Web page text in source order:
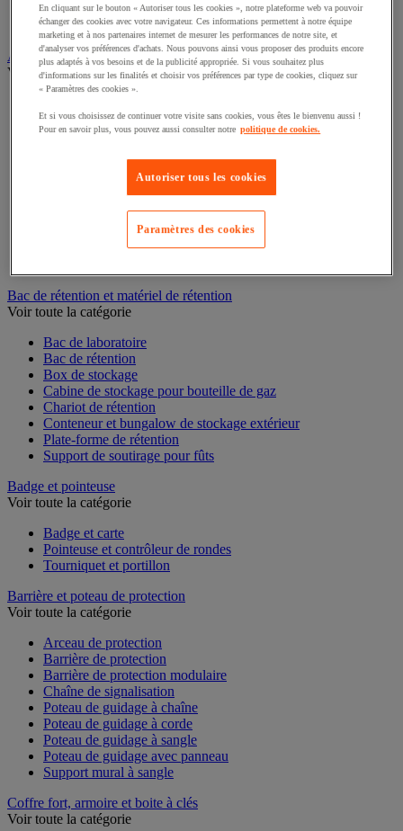
Interphone et vidéophone
Vidéosurveillance
Armoire de sécurité et stockage de produits dangereux
Voir toute la catégorie
Armoire bouteilles de gaz
Armoire de sûreté
Armoire pour produits corrosifs
Armoire pour produits inflammables
Armoire pour produits phytosanitaires
Armoire pour produits toxiques
Caissons de ventilation et filtres
Bac de rétention et matériel de rétention
Voir toute la catégorie
Bac de laboratoire
Bac de rétention
Box de stockage
Cabine de stockage pour bouteille de gaz
Chariot de rétention
Conteneur et bungalow de stockage extérieur
Plate-forme de rétention
Support de soutirage pour fûts
Badge et pointeuse
Voir toute la catégorie
Badge et carte
Pointeuse et contrôleur de rondes
Tourniquet et portillon
Barrière et poteau de protection
Voir toute la catégorie
Arceau de protection
Barrière de protection
Barrière de protection modulaire
Chaîne de signalisation
Poteau de guidage à chaîne
Poteau de guidage à corde
Poteau de guidage à sangle
Poteau de guidage avec panneau
Support mural à sangle
Coffre fort, armoire et boite à clés
Voir toute la catégorie
En cliquant sur le bouton « Autoriser tous les cookies », notre plateforme web va pouvoir
échanger des cookies avec votre navigateur. Ces informations permettent à notre équipe
marketing et à nos partenaires internet de mesurer les performances de notre site, et
d'analyser vos préférences d'achats. Nous pouvons ainsi vous proposer des produits encore
plus adaptés à vos besoins et de la publicité appropriée. Si vous souhaitez plus
d'informations sur les finalités et choisir vos préférences par type de cookies, cliquez sur
« Paramètres des cookies ».
Et si vous choisissez de continuer votre visite sans cookies, vous êtes le bienvenu aussi !
Pour en savoir plus, vous pouvez aussi consulter notre politique de cookies.
Autoriser tous les cookies
Paramètres des cookies